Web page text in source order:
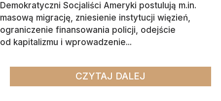
Demokratyczni Socjaliści Ameryki postulują m.in.
masową migrację, zniesienie instytucji więzień,
ograniczenie finansowania policji, odejście
od kapitalizmu i wprowadzenie...
CZYTAJ DALEJ